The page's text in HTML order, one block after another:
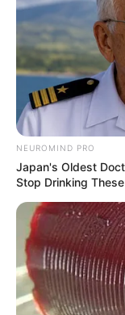
NEUROMIND PRO
Japan's Oldest
Stop Drinking